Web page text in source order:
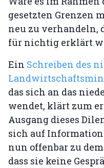
gesetzten Grenzen
neu zu verhandeln,
für nichtig erklärt
Ein Schreiben des
das sich an das
wendet, klärt zum
Ausgang dieses
sich auf
nun offenbar zu
dass sie keine